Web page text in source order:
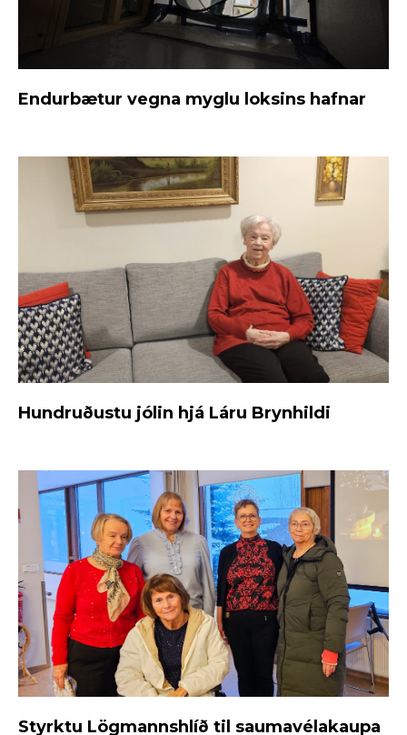
Endurbætur vegna myglu loksins hafnar
Hundruðustu jólin hjá Láru Brynhildi
Styrktu Lögmannshlíð til saumavélakaupa